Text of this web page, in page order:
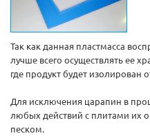
Так как данная пластмасса
лучше всего осуществлять ее
где продукт будет изолирован
Для исключения царапин в
любых действий с плитами их
песком.